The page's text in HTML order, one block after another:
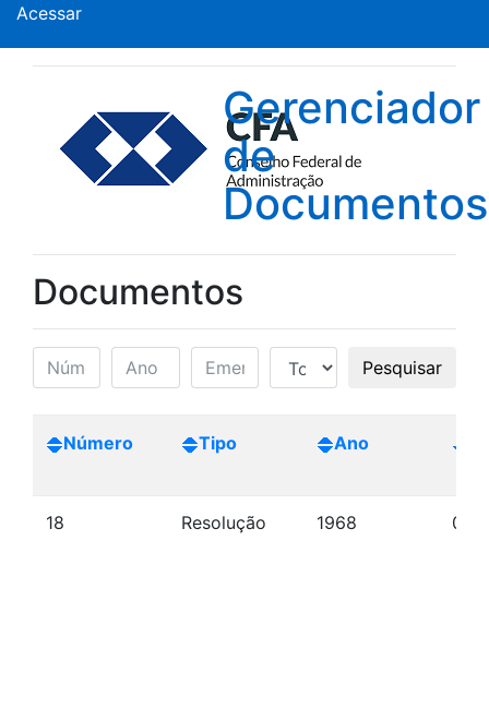
Acessar
Gerenciador
de
Documentos
Documentos
Pesquisar
Número Tipo Ano
18 Resolução 1968 04/